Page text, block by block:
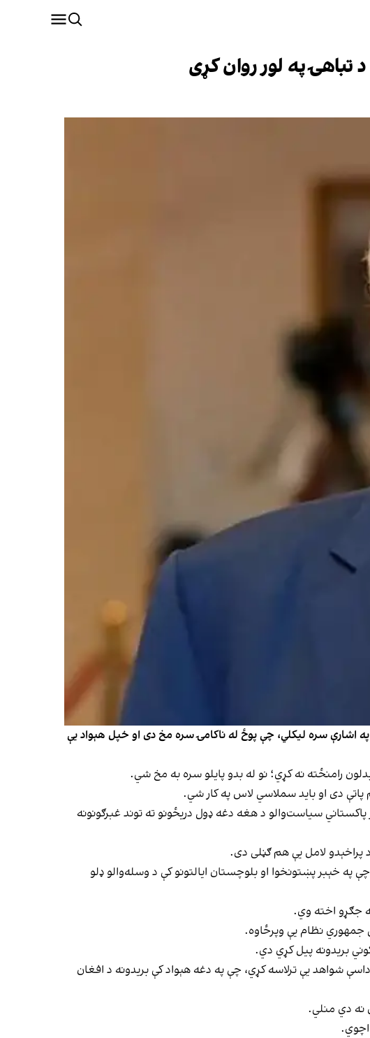
تباهۍ په لور روان کړی
په اشارې سره لیکلي، چې پوځ له ناکامۍ سره مخ دی او خپل هېواد یې
رامنځته نه کړي؛ نو له بدو پایلو سره به مخ شي.
دی او باید سملاسي لاس په کار شي.
سیاست‌والو د هغه دغه ډول دریځونو ته توند غبرګونونه
پراخېدو لامل یې هم ګڼلی دی.
په خېبر پښتونخوا او بلوچستان ایالتونو کې د وسله‌والو ډلو
جګړو اخته وي.
جمهوري نظام یې وپرځاوه.
بریدونه پیل کړي دي.
شواهد یې ترلاسه کړي، چې په دغه هېواد کې بریدونه د افغان
نه دي منلي.
اچوي.